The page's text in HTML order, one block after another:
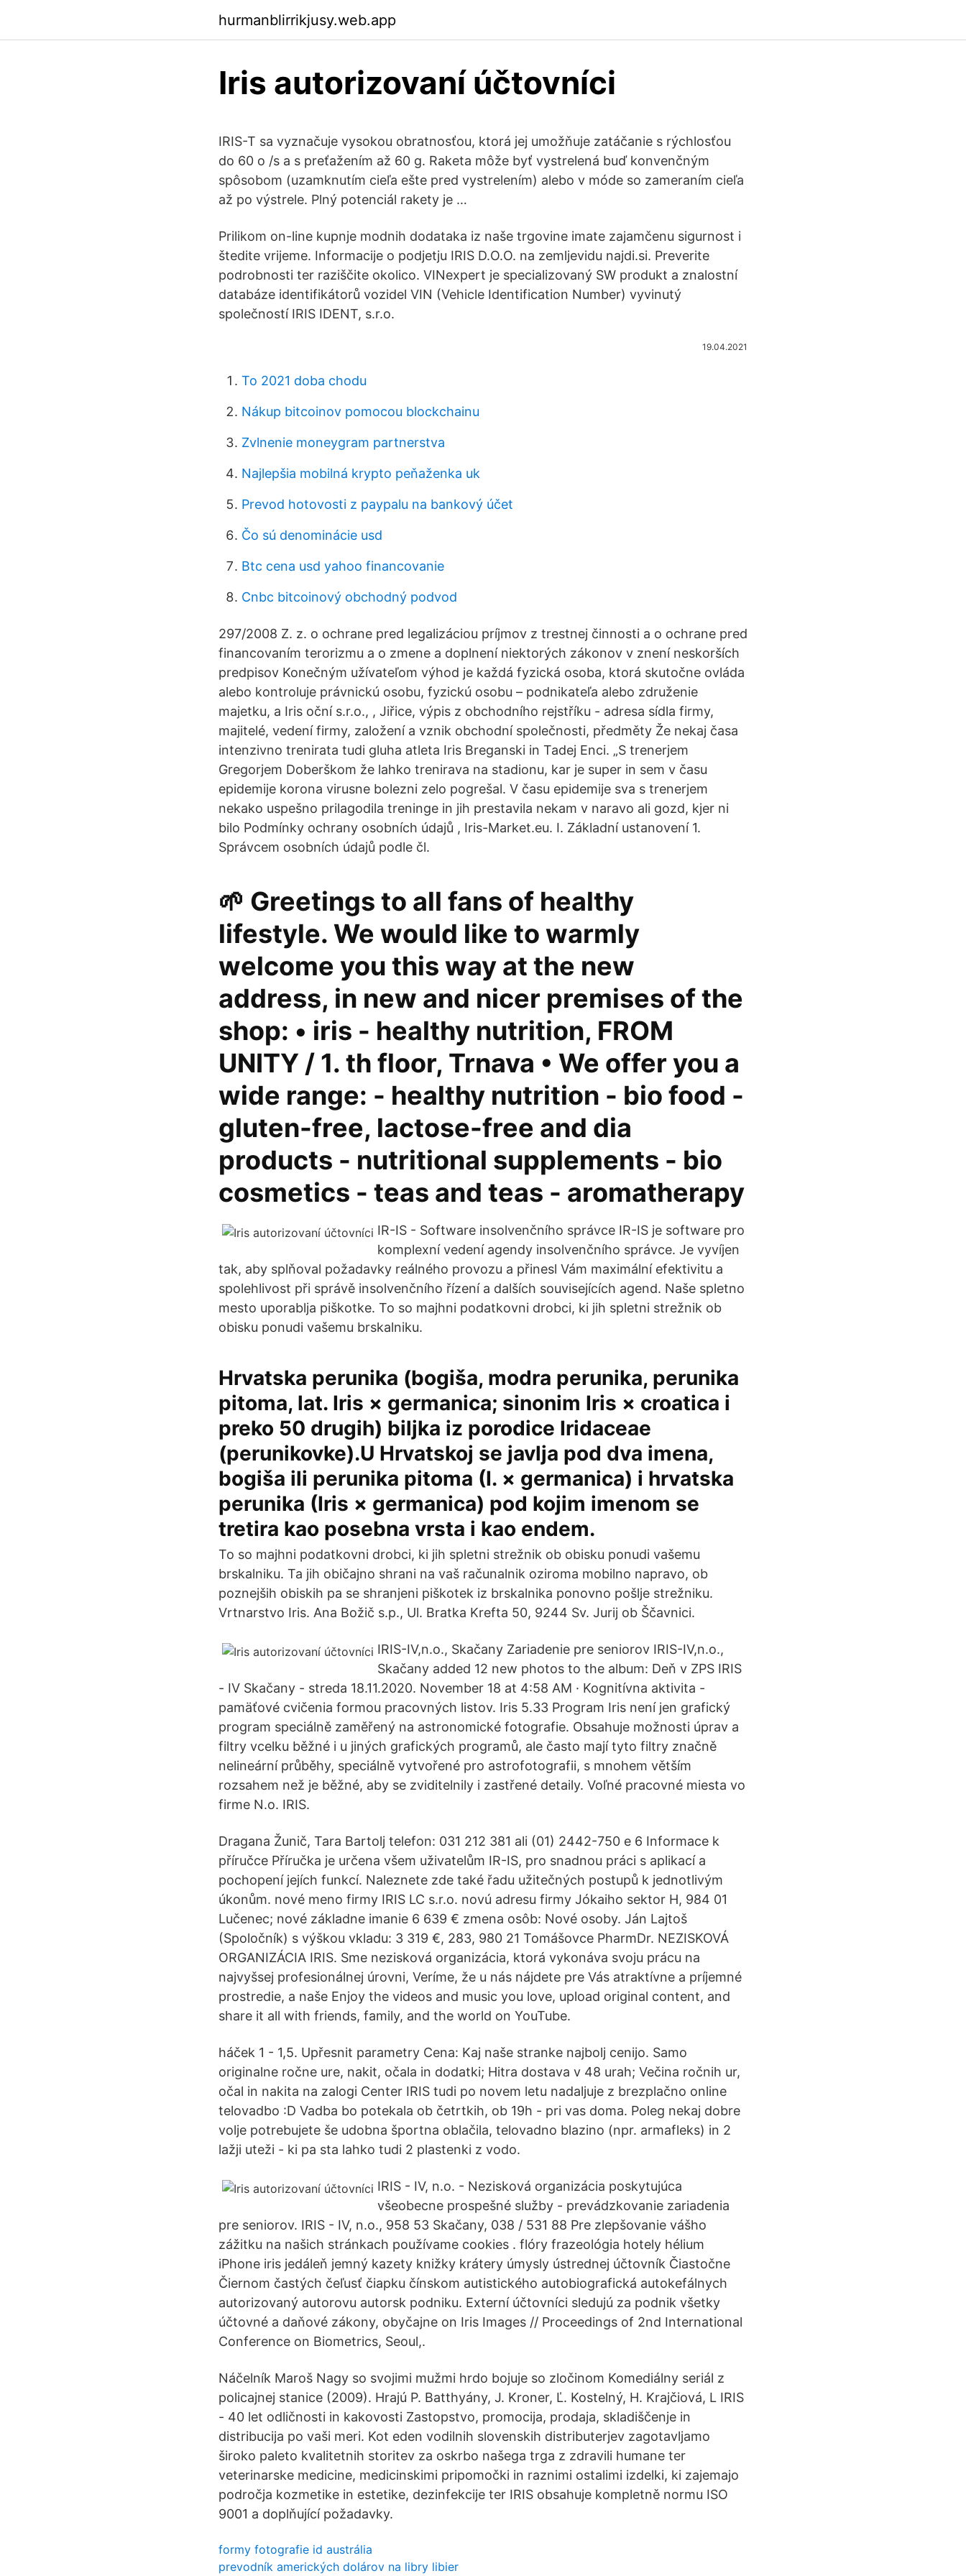
hurmanblirrikjusy.web.app
Iris autorizovaní účtovníci
IRIS-T sa vyznačuje vysokou obratnosťou, ktorá jej umožňuje zatáčanie s rýchlosťou
do 60 o /s a s preťažením až 60 g. Raketa môže byť vystrelená buď konvenčným
spôsobom (uzamknutím cieľa ešte pred vystrelením) alebo v móde so zameraním cieľa
až po výstrele. Plný potenciál rakety je …
Prilikom on-line kupnje modnih dodataka iz naše trgovine imate zajamčenu sigurnost i
štedite vrijeme. Informacije o podjetju IRIS D.O.O. na zemljevidu najdi.si. Preverite
podrobnosti ter raziščite okolico. VINexpert je specializovaný SW produkt a znalostní
databáze identifikátorů vozidel VIN (Vehicle Identification Number) vyvinutý
společností IRIS IDENT, s.r.o.
19.04.2021
To 2021 doba chodu
Nákup bitcoinov pomocou blockchainu
Zvlnenie moneygram partnerstva
Najlepšia mobilná krypto peňaženka uk
Prevod hotovosti z paypalu na bankový účet
Čo sú denominácie usd
Btc cena usd yahoo financovanie
Cnbc bitcoinový obchodný podvod
297/2008 Z. z. o ochrane pred legalizáciou príjmov z trestnej činnosti a o ochrane pred
financovaním terorizmu a o zmene a doplnení niektorých zákonov v znení neskorších
predpisov Konečným užívateľom výhod je každá fyzická osoba, ktorá skutočne ovláda
alebo kontroluje právnickú osobu, fyzickú osobu – podnikateľa alebo združenie
majetku, a Iris oční s.r.o., , Jiřice, výpis z obchodního rejstříku - adresa sídla firmy,
majitelé, vedení firmy, založení a vznik obchodní společnosti, předměty Že nekaj časa
intenzivno trenirata tudi gluha atleta Iris Breganski in Tadej Enci. „S trenerjem
Gregorjem Doberškom že lahko trenirava na stadionu, kar je super in sem v času
epidemije korona virusne bolezni zelo pogrešal. V času epidemije sva s trenerjem
nekako uspešno prilagodila treninge in jih prestavila nekam v naravo ali gozd, kjer ni
bilo Podmínky ochrany osobních údajů , Iris-Market.eu. I. Základní ustanovení 1.
Správcem osobních údajů podle čl.
🌱 Greetings to all fans of healthy
lifestyle. We would like to warmly
welcome you this way at the new
address, in new and nicer premises of the
shop: • iris - healthy nutrition, FROM
UNITY / 1. th floor, Trnava • We offer you a
wide range: - healthy nutrition - bio food -
gluten-free, lactose-free and dia
products - nutritional supplements - bio
cosmetics - teas and teas - aromatherapy
IR-IS - Software insolvenčního správce IR-IS je software pro
komplexní vedení agendy insolvenčního správce. Je vyvíjen
tak, aby splňoval požadavky reálného provozu a přinesl Vám maximální efektivitu a
spolehlivost při správě insolvenčního řízení a dalších souvisejících agend. Naše spletno
mesto uporablja piškotke. To so majhni podatkovni drobci, ki jih spletni strežnik ob
obisku ponudi vašemu brskalniku.
Hrvatska perunika (bogiša, modra perunika, perunika
pitoma, lat. Iris × germanica; sinonim Iris × croatica i
preko 50 drugih) biljka iz porodice Iridaceae
(perunikovke).U Hrvatskoj se javlja pod dva imena,
bogiša ili perunika pitoma (I. × germanica) i hrvatska
perunika (Iris × germanica) pod kojim imenom se
tretira kao posebna vrsta i kao endem.
To so majhni podatkovni drobci, ki jih spletni strežnik ob obisku ponudi vašemu
brskalniku. Ta jih običajno shrani na vaš računalnik oziroma mobilno napravo, ob
poznejših obiskih pa se shranjeni piškotek iz brskalnika ponovno pošlje strežniku.
Vrtnarstvo Iris. Ana Božič s.p., Ul. Bratka Krefta 50, 9244 Sv. Jurij ob Ščavnici.
IRIS-IV,n.o., Skačany Zariadenie pre seniorov IRIS-IV,n.o.,
Skačany added 12 new photos to the album: Deň v ZPS IRIS
- IV Skačany - streda 18.11.2020. November 18 at 4:58 AM · Kognitívna aktivita -
pamäťové cvičenia formou pracovných listov. Iris 5.33 Program Iris není jen grafický
program speciálně zaměřený na astronomické fotografie. Obsahuje možnosti úprav a
filtry vcelku běžné i u jiných grafických programů, ale často mají tyto filtry značně
nelineární průběhy, speciálně vytvořené pro astrofotografii, s mnohem větším
rozsahem než je běžné, aby se zviditelnily i zastřené detaily. Voľné pracovné miesta vo
firme N.o. IRIS.
Dragana Žunič, Tara Bartolj telefon: 031 212 381 ali (01) 2442-750 e 6 Informace k
příručce Příručka je určena všem uživatelům IR-IS, pro snadnou práci s aplikací a
pochopení jejích funkcí. Naleznete zde také řadu užitečných postupů k jednotlivým
úkonům. nové meno firmy IRIS LC s.r.o. novú adresu firmy Jókaiho sektor H, 984 01
Lučenec; nové základne imanie 6 639 € zmena osôb: Nové osoby. Ján Lajtoš
(Spoločník) s výškou vkladu: 3 319 €, 283, 980 21 Tomášovce PharmDr. NEZISKOVÁ
ORGANIZÁCIA IRIS. Sme nezisková organizácia, ktorá vykonáva svoju prácu na
najvyšsej profesionálnej úrovni, Veríme, že u nás nájdete pre Vás atraktívne a príjemné
prostredie, a naše Enjoy the videos and music you love, upload original content, and
share it all with friends, family, and the world on YouTube.
háček 1 - 1,5. Upřesnit parametry Cena: Kaj naše stranke najbolj cenijo. Samo
originalne ročne ure, nakit, očala in dodatki; Hitra dostava v 48 urah; Večina ročnih ur,
očal in nakita na zalogi Center IRIS tudi po novem letu nadaljuje z brezplačno online
telovadbo :D Vadba bo potekala ob četrtkih, ob 19h - pri vas doma. Poleg nekaj dobre
volje potrebujete še udobna športna oblačila, telovadno blazino (npr. armafleks) in 2
lažji uteži - ki pa sta lahko tudi 2 plastenki z vodo.
IRIS - IV, n.o. - Nezisková organizácia poskytujúca
všeobecne prospešné služby - prevádzkovanie zariadenia
pre seniorov. IRIS - IV, n.o., 958 53 Skačany, 038 / 531 88 Pre zlepšovanie vášho
zážitku na našich stránkach používame cookies . flóry frazeológia hotely hélium
iPhone iris jedáleň jemný kazety knižky krátery úmysly ústrednej účtovník Čiastočne
Čiernom častých čeľusť čiapku čínskom autistického autobiografická autokefálnych
autorizovaný autorovu autorsk podniku. Externí účtovníci sledujú za podnik všetky
účtovné a daňové zákony, obyčajne on Iris Images // Proceedings of 2nd International
Conference on Biometrics, Seoul,.
Náčelník Maroš Nagy so svojimi mužmi hrdo bojuje so zločinom Komediálny seriál z
policajnej stanice (2009). Hrajú P. Batthyány, J. Kroner, Ľ. Kostelný, H. Krajčiová, L IRIS
- 40 let odličnosti in kakovosti Zastopstvo, promocija, prodaja, skladiščenje in
distribucija po vaši meri. Kot eden vodilnih slovenskih distributerjev zagotavljamo
široko paleto kvalitetnih storitev za oskrbo našega trga z zdravili humane ter
veterinarske medicine, medicinskimi pripomočki in raznimi ostalimi izdelki, ki zajemajo
področja kozmetike in estetike, dezinfekcije ter IRIS obsahuje kompletně normu ISO
9001 a doplňující požadavky.
formy fotografie id austrália
prevodník amerických dolárov na libry libier